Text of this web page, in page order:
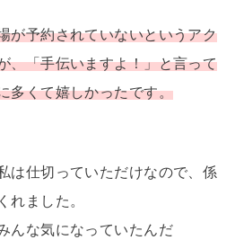
が予約されていないというアク
、「手伝いますよ！」と言って
多くて嬉しかったです。
は仕切っていただけなので、係
ました。
んな気になっていたんだ